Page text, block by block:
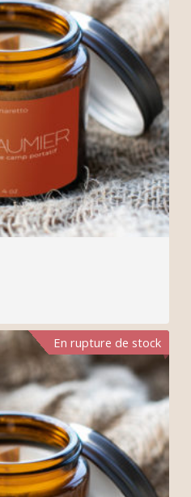
En rupture de stock